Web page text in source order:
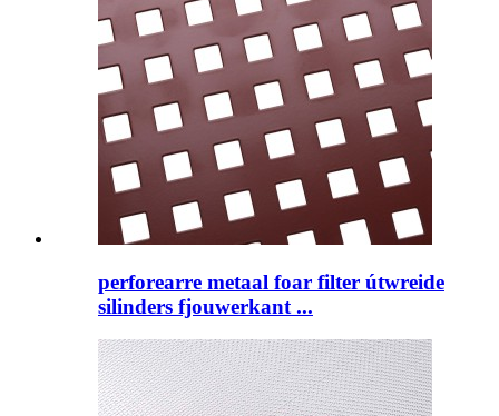
perforearre metaal foar filter útwreide
silinders fjouwerkant ...